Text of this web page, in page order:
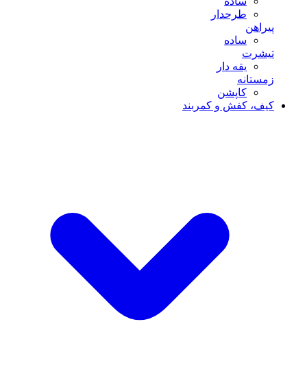
طرحدار
پیراهن
ساده
تیشرت
یقه دار
زمستانه
کاپشن
کیف، کفش و کمربند